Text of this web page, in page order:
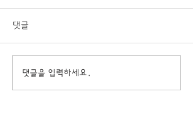
댓글
댓글을 입력하세요.